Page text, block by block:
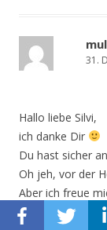
31.
Hallo liebe Silvi,
ich danke Dir
Du hast sicher
Oh jeh, vor der
Aber ich freue
bist – das kann